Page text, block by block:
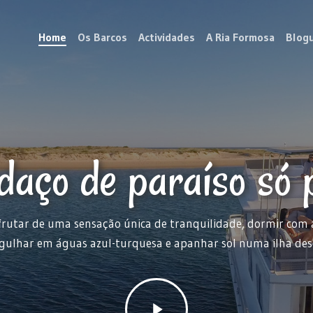
Home Os Barcos Actividades A Ria Formosa
de paraíso só
de uma sensação única de tranquilidade, dormir com
em águas azul-turquesa e apanhar sol numa ilha
Play
Video